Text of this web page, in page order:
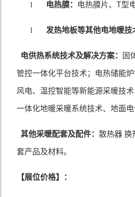
l 电热膜： 电热膜片、 T型
l 发热地板等其他电地暖技
电供热系统技术及解决方案： 固
管控一体化平台技术；电热储能
风电、温控智能等新能源采暖技
一体化地暖采暖系统技术、地面
其他采暖配套及配件： 散热器 换
套产品及材料。
【展位价格】：